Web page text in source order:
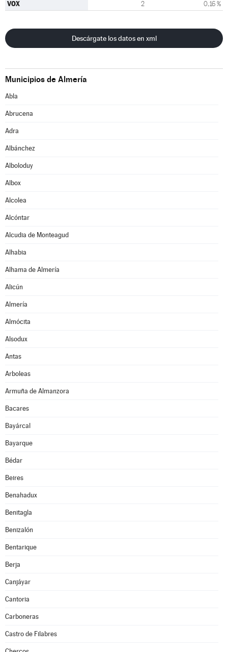
VOX 2 0,16 %
Descárgate los datos en xml
Municipios de Almería
Abla
Abrucena
Adra
Albánchez
Alboloduy
Albox
Alcolea
Alcóntar
Alcudia de Monteagud
Alhabia
Alhama de Almería
Alicún
Almería
Almócita
Alsodux
Antas
Arboleas
Armuña de Almanzora
Bacares
Bayárcal
Bayarque
Bédar
Beires
Benahadux
Benitagla
Benizalón
Bentarique
Berja
Canjáyar
Cantoria
Carboneras
Castro de Filabres